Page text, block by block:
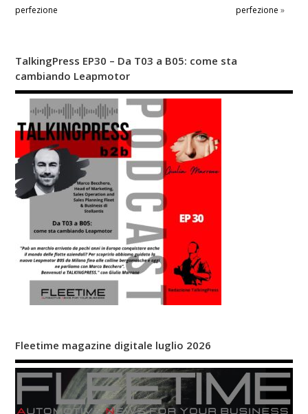
perfezione
perfezione »
TalkingPress EP30 – Da T03 a B05: come sta
cambiando Leapmotor
Fleetime magazine digitale luglio 2026